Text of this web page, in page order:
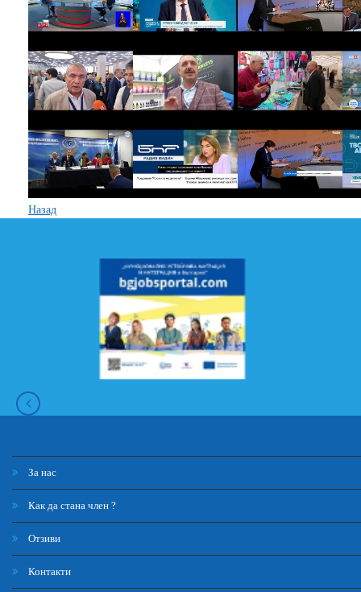
Назад
За нас
Как да стана член ?
Отзиви
Контакти